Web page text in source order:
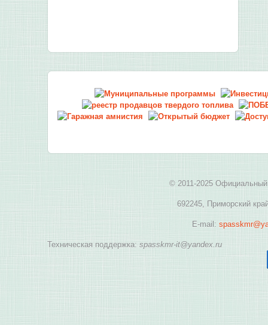
© 2011-2025 Официальный
692245, Приморский
E-mail:
Техническая поддержка: spasskmr-it@yandex.ru